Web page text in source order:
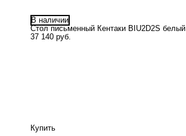
В наличии
Стол письменный Кентаки BIU2D2S белый
37 140 руб.
Купить